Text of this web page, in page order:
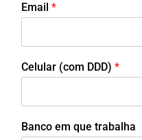
Email *
Celular (com DDD) *
Banco em que trabalha